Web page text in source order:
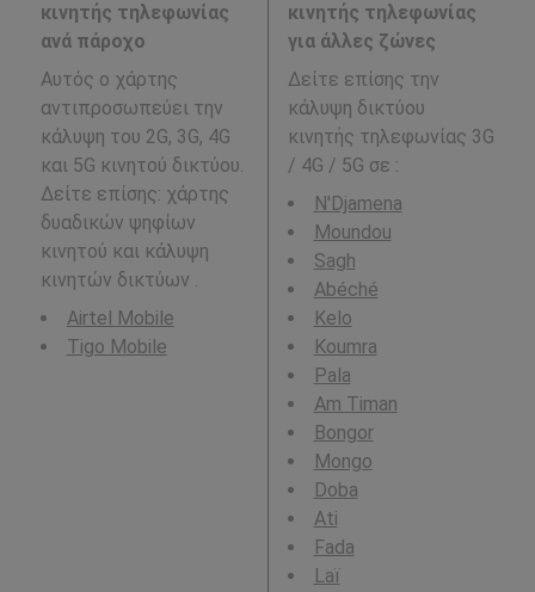
κινητής τηλεφωνίας
ανά πάροχο
Αυτός ο χάρτης
αντιπροσωπεύει την
κάλυψη του 2G, 3G, 4G
και 5G κινητού δικτύου.
Δείτε επίσης: χάρτης
δυαδικών ψηφίων
κινητού και κάλυψη
κινητών δικτύων .
Airtel Mobile
Tigo Mobile
κινητής τηλεφωνίας
για άλλες ζώνες
Δείτε επίσης την
κάλυψη δικτύου
κινητής τηλεφωνίας 3G
/ 4G / 5G σε :
N'Djamena
Moundou
Sagh
Abéché
Kelo
Koumra
Pala
Am Timan
Bongor
Mongo
Doba
Ati
Fada
Laï